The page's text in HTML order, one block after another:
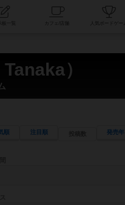
ィ
）
順 注目順 発売年
る所要時間を指定することができます。
感的にゲームシステムを理解できる
を構成するコアシステムです。主にボー